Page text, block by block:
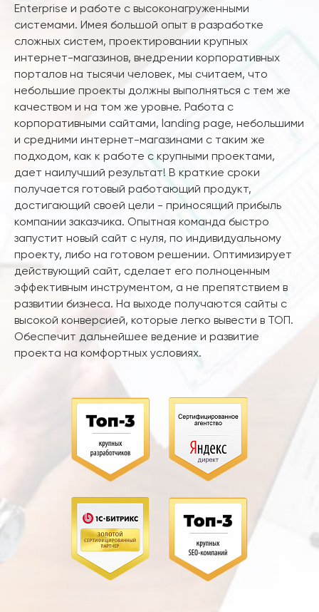
Enterprise и работе с высоконагруженными
системами. Имея большой опыт в разработке
сложных систем, проектировании крупных
интернет-магазинов, внедрении корпоративных
порталов на тысячи человек, мы считаем, что
небольшие проекты должны выполняться с тем же
качеством и на том же уровне. Работа с
корпоративными сайтами, landing page, небольшими
и средними интернет-магазинами с таким же
подходом, как к работе с крупными проектами,
дает наилучший результат! В краткие сроки
получается готовый работающий продукт,
достигающий своей цели - приносящий прибыль
компании заказчика. Опытная команда быстро
запустит новый сайт с нуля, по индивидуальному
проекту, либо на готовом решении. Оптимизирует
действующий сайт, сделает его полноценным
эффективным инструментом, а не препятствием в
развитии бизнеса. На выходе получаются сайты с
высокой конверсией, которые легко вывести в ТОП.
Обеспечит дальнейшее ведение и развитие
проекта на комфортных условиях.